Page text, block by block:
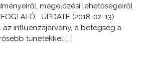
megelőzési lehetőségeiről
UPDATE (2018-02-13)
influenzajárvány, a betegség a
tünetekkel […]